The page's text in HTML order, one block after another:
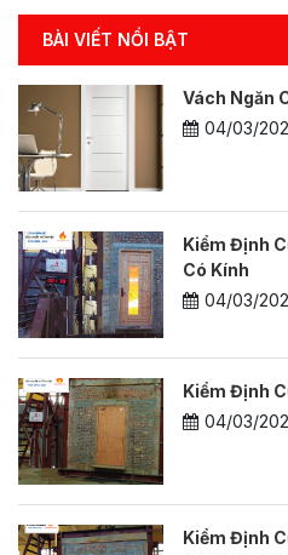
BÀI VIẾT NỔI BẬT
Vách Ngăn
04/03/
Kiểm Định
Có Kính
04/03/
Kiểm Định
04/03/
Kiểm Định